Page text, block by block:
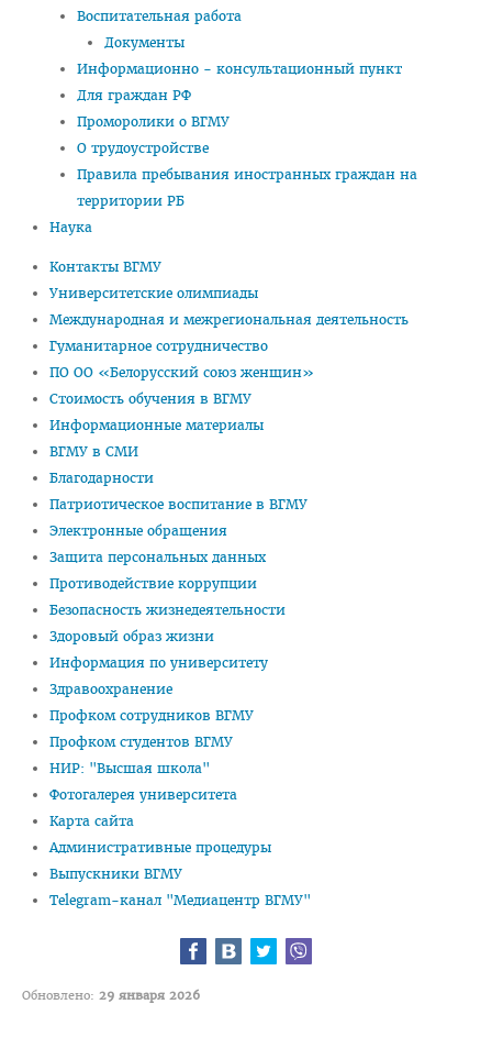
Интернатура
Объявления
Методическое обеспечение интернатуры
Планы и программы интернатуры
Текущая аттестация
Информация к квалификационному экзамену
Школа врача-интерна, провизора-интерна
Материалы для клинических ординаторов в СДО
Контрольные цифры приема
Перечень документов для приема в клиническую
ординатуру
Порядок приема для граждан Республики Беларусь
Программы клинической ординатуры
Расписание
Материалы для подготовки к квалификационному экзамену
Руководители клинической ординатуры
Вопросы к вступительным экзаменам
Информация для поступающих в клиническую ординатуру
Нормативные документы
Магистратура
Аспирантура/Докторантура
Повышение квалификации
Воспитательная работа
Документы
Информационно - консультационный пункт
Для граждан РФ
Проморолики о ВГМУ
О трудоустройстве
Правила пребывания иностранных граждан на
территории РБ
Наука
Контакты ВГМУ
Университетские олимпиады
Международная и межрегиональная деятельность
Гуманитарное сотрудничество
ПО ОО «Белорусский союз женщин»
Стоимость обучения в ВГМУ
Информационные материалы
ВГМУ в СМИ
Благодарности
Патриотическое воспитание в ВГМУ
Электронные обращения
Защита персональных данных
Противодействие коррупции
Безопасность жизнедеятельности
Здоровый образ жизни
Информация по университету
Здравоохранение
Профком сотрудников ВГМУ
Профком студентов ВГМУ
НИР: "Высшая школа"
Фотогалерея университета
Карта сайта
Административные процедуры
Выпускники ВГМУ
Telegram-канал "Медиацентр ВГМУ"
Обновлено: 29 января 2026